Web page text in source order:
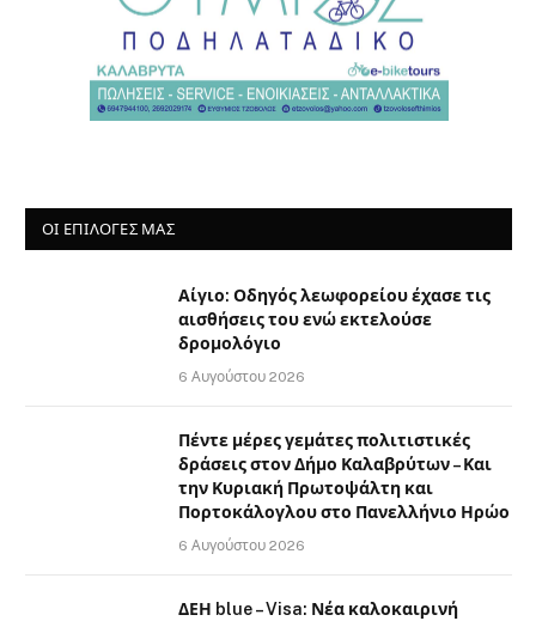
ΟΙ ΕΠΙΛΟΓΈΣ ΜΑΣ
Αίγιο: Οδηγός λεωφορείου έχασε τις
αισθήσεις του ενώ εκτελούσε
δρομολόγιο
6 Αυγούστου 2026
Πέντε μέρες γεμάτες πολιτιστικές
δράσεις στον Δήμο Καλαβρύτων – Και
την Κυριακή Πρωτοψάλτη και
Πορτοκάλογλου στο Πανελλήνιο Ηρώο
6 Αυγούστου 2026
ΔΕΗ blue – Visa: Νέα καλοκαιρινή